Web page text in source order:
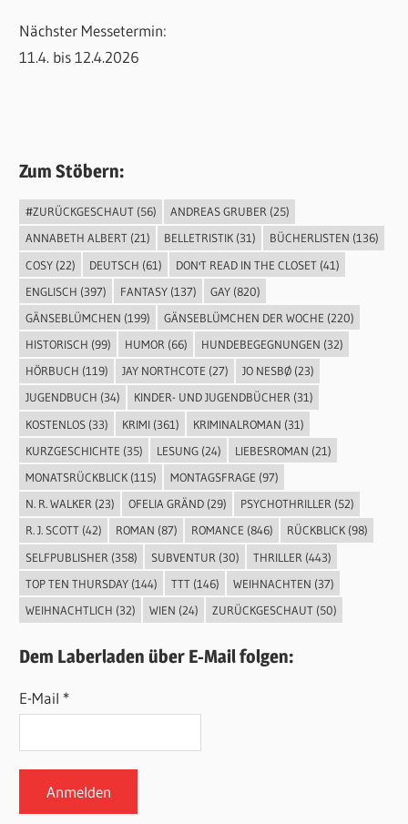
Nächster Messetermin:
11.4. bis 12.4.2026
Zum Stöbern:
#ZURÜCKGESCHAUT(56) ANDREAS GRUBER (25)
ANNABETH ALBERT(21) BELLETRISTIK(31) BÜCHERLISTEN (136)
COSY(22) DEUTSCH (61) DON'T READ IN THE CLOSET(41)
ENGLISCH (397) FANTASY(137) GAY(820)
GÄNSEBLÜMCHEN (199) GÄNSEBLÜMCHEN DER WOCHE (220)
HISTORISCH (99) HUMOR (66) HUNDEBEGEGNUNGEN (32)
HÖRBUCH (119) JAY NORTHCOTE (27) JO NESBØ(23)
JUGENDBUCH (34) KINDER- UND JUGENDBÜCHER(31)
KOSTENLOS(33) KRIMI(361) KRIMINALROMAN (31)
KURZGESCHICHTE (35) LESUNG(24) LIEBESROMAN (21)
MONATSRÜCKBLICK(115) MONTAGSFRAGE (97)
N. R. WALKER (23) OFELIA GRÄND(29) PSYCHOTHRILLER (52)
R. J. SCOTT(42) ROMAN (87) ROMANCE (846) RÜCKBLICK(98)
SELFPUBLISHER (358) SUBVENTUR (30) THRILLER (443)
TOP TEN THURSDAY(144) TTT(146) WEIHNACHTEN (37)
WEIHNACHTLICH (32) WIEN (24) ZURÜCKGESCHAUT(50)
Dem Laberladen über E-Mail folgen:
E-Mail *